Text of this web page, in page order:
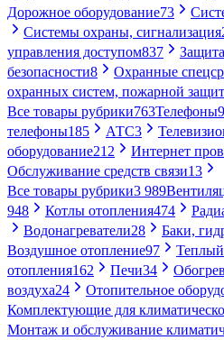
Дорожное оборудование73
Системы охраны, сигнализация
управления доступом837
безопасности8 Охранные
охранных систем, пожарной
Все товары рубрики763Телефоны
телефоны185 АТС3
оборудование212 Интернет
Обслуживание средств связи13
Все товары рубрики3 989
948
Котлы отопления474
Водонагреватели28 Баки,
Воздушное отопление97
отопления162 Печи34
воздуха24 Отопительное
Комплектующие для
Монтаж и обслуживание